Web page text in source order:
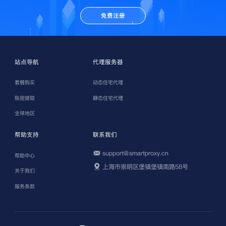
免费注册
站点导航
套餐购买
账密提取
全球地区
代理服务器
动态住宅代理
静态住宅代理
帮助支持
帮助中心
关于我们
服务条款
联系我们
support@smartproxy.cn
上海市崇明区堡镇堡镇南路58号